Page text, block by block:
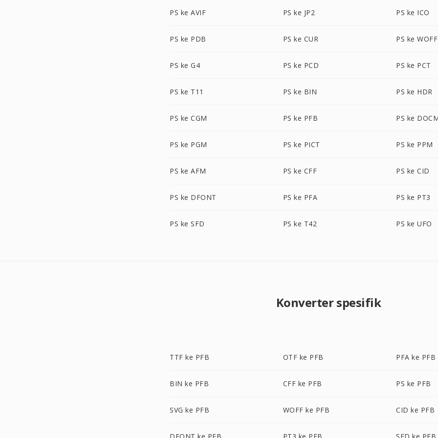
PS ke AVIF PS ke JP2 PS ke ICO
PS ke PDB PS ke CUR PS ke WOFF
PS ke G4 PS ke PCD PS ke PCT
PS ke T11 PS ke BIN PS ke HDR
PS ke CGM PS ke PFB PS ke
PS ke PGM PS ke PICT PS ke PPM
PS ke AFM PS ke CFF PS ke CID
PS ke DFONT PS ke PFA PS ke PT3
PS ke SFD PS ke T42 PS ke UFO
Konverter spesifik
TTF ke PFB OTF ke PFB PFA ke PFB
BIN ke PFB CFF ke PFB PS ke PFB
SVG ke PFB WOFF ke PFB CID ke PFB